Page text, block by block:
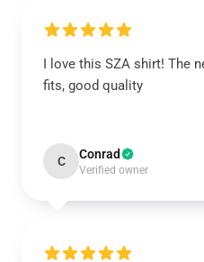
I love this SZA shirt! The
fits, good quality
C Conrad
Verified owner